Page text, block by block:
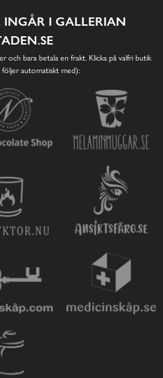
INGÅR I GALLERIAN
och bara betala en frakt. Klicka på valfri butik
följer automatiskt med):